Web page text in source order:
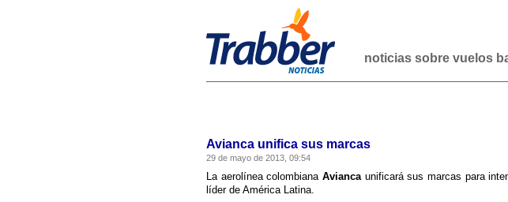
noticias sobre vuelos
Avianca unifica sus marcas
29 de mayo de 2013, 09:54
La aerolí­nea colombiana Aviancaunificará sus marcas para
lí­der de América Latina.